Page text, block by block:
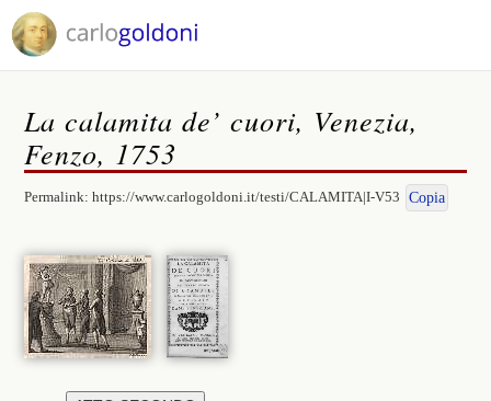
La calamita de’ cuori, Venezia,
Fenzo, 1753
Permalink:https://www.carlogoldoni.it/testi/CALAMITA|I-V53 Copia